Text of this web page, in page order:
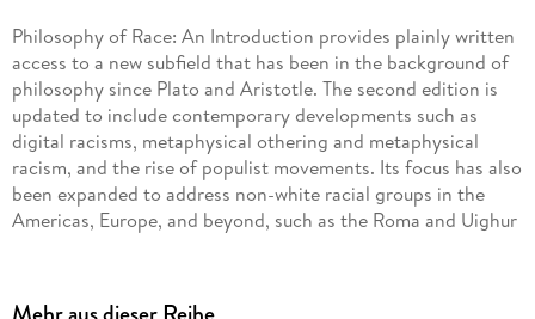
Philosophy of Race: An Introduction provides plainly written
access to a new subfield that has been in the background of
philosophy since Plato and Aristotle. The second edition is
updated to include contemporary developments such as
digital racisms, metaphysical othering and metaphysical
racism, and the rise of populist movements. Its focus has also
been expanded to address non-white racial groups in the
Americas, Europe, and beyond, such as the Roma and Uighur
race in biology, and race in American and Continental